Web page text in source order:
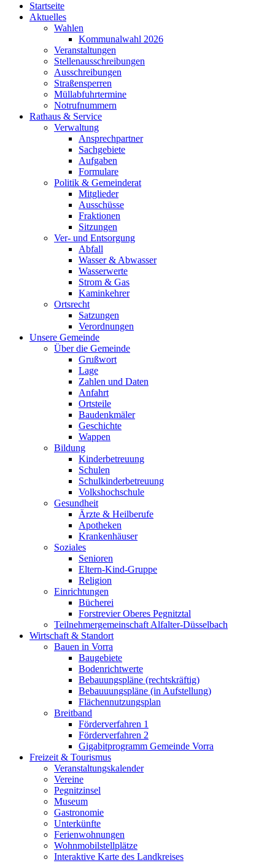
Startseite
Aktuelles
Wahlen
Kommunalwahl 2026
Veranstaltungen
Stellenausschreibungen
Ausschreibungen
Straßensperren
Müllabfuhrtermine
Notrufnummern
Rathaus & Service
Verwaltung
Ansprechpartner
Sachgebiete
Aufgaben
Formulare
Politik & Gemeinderat
Mitglieder
Ausschüsse
Fraktionen
Sitzungen
Ver- und Entsorgung
Abfall
Wasser & Abwasser
Wasserwerte
Strom & Gas
Kaminkehrer
Ortsrecht
Satzungen
Verordnungen
Unsere Gemeinde
Über die Gemeinde
Grußwort
Lage
Zahlen und Daten
Anfahrt
Ortsteile
Baudenkmäler
Geschichte
Wappen
Bildung
Kinderbetreuung
Schulen
Schulkinderbetreuung
Volkshochschule
Gesundheit
Ärzte & Heilberufe
Apotheken
Krankenhäuser
Soziales
Senioren
Eltern-Kind-Gruppe
Religion
Einrichtungen
Bücherei
Forstrevier Oberes Pegnitztal
Teilnehmergemeinschaft Alfalter-Düsselbach
Wirtschaft & Standort
Bauen in Vorra
Baugebiete
Bodenrichtwerte
Bebauungspläne (rechtskräftig)
Bebauuungspläne (in Aufstellung)
Flächennutzungsplan
Breitband
Förderverfahren 1
Förderverfahren 2
Gigabitprogramm Gemeinde Vorra
Freizeit & Tourismus
Veranstaltungskalender
Vereine
Pegnitzinsel
Museum
Gastronomie
Unterkünfte
Ferienwohnungen
Wohnmobilstellplätze
Interaktive Karte des Landkreises